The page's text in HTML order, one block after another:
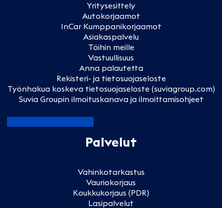
Yritysesittely
Autokorjaamot
InCar Kumppanikorjaamot
Asiakaspalvelu
Töihin meille
Vastuullisuus
Anna palautetta
Rekisteri- ja tietosuojaseloste
Työnhakua koskeva tietosuojaseloste (suviagroup.com)
Suvia Groupin ilmoituskanava ja ilmoittamisohjeet
Palvelut
Vahinkotarkastus
Vauriokorjaus
Koukkukorjaus (PDR)
Lasipalvelut